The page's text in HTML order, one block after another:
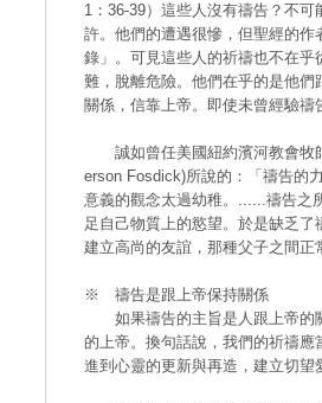
1：36-39）這些人沒有禱告？不
許。他們的遭遇很慘，但聖經的
錄」。可見這些人的祈禱也不在乎
難，脫離危險。他們在乎的是他
關係，信靠上帝。即使未曾經驗禱
誠如曾任美國紐約濱河教會牧
erson Fosdick)所說的：「禱告的
意義的觀念太過幼稚。......禱告之
足自己物質上的慾望。於是缺乏
建立高尚的友誼，那種父子之間正
※ 禱告是跟上帝保持關係
如果禱告的主旨是人跟上帝的
的上帝。換句話說，我們的祈禱
進到心靈的更新與再造，建立切望